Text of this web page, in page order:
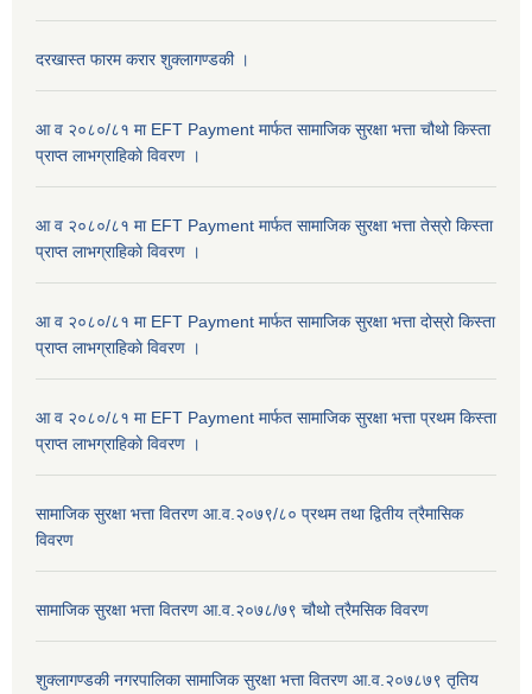
दरखास्त फारम करार शुक्लागण्डकी ।
आ व २०८०/८१ मा EFT Payment मार्फत सामाजिक सुरक्षा भत्ता चौथो किस्ता
प्राप्त लाभग्राहिकाे विवरण ।
आ व २०८०/८१ मा EFT Payment मार्फत सामाजिक सुरक्षा भत्ता तेस्रो किस्ता
प्राप्त लाभग्राहिकाे विवरण ।
आ व २०८०/८१ मा EFT Payment मार्फत सामाजिक सुरक्षा भत्ता दोस्रो किस्ता
प्राप्त लाभग्राहिकाे विवरण ।
आ व २०८०/८१ मा EFT Payment मार्फत सामाजिक सुरक्षा भत्ता प्रथम किस्ता
प्राप्त लाभग्राहिकाे विवरण ।
सामाजिक सुरक्षा भत्ता वितरण आ.व.२०७९/८० प्रथम तथा द्वितीय त्रैमासिक
विवरण
सामाजिक सुरक्षा भत्ता वितरण आ.व.२०७८/७९ चौथो त्रैमसिक विवरण
शुक्लागण्डकी नगरपालिका सामाजिक सुरक्षा भत्ता वितरण आ.व.२०७८७९ तृतिय